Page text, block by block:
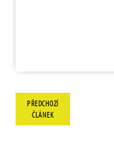
PŘEDCHOZÍ
ČLÁNEK